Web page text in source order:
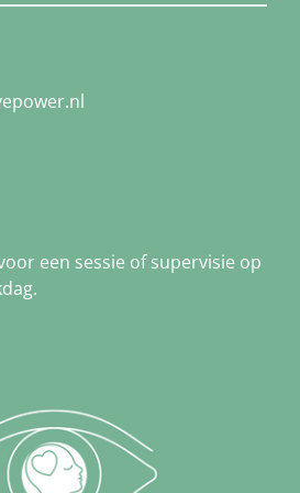
een sessie of supervisie op